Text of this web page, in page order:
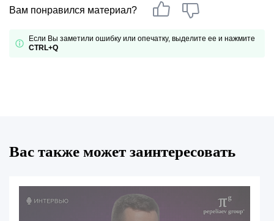
Вам понравился материал?
Если Вы заметили ошибку или опечатку, выделите ее и нажмите
CTRL+Q
Вас также может заинтересовать